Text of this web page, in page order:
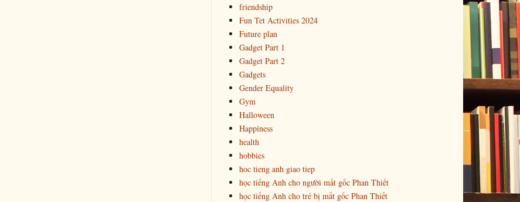
friendship
Fun Tet Activities 2024
Future plan
Gadget Part 1
Gadget Part 2
Gadgets
Gender Equality
Gym
Halloween
Happiness
health
hobbies
hoc tieng anh giao tiep
học tiếng Anh cho người mất gốc Phan Thiết
học tiếng Anh cho trẻ bị mất gốc Phan Thiết